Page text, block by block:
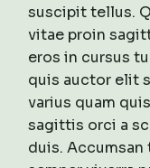
suscipit tellus.
vitae proin
eros in cursus
quis auctor elit
varius quam
sagittis orci a
duis.